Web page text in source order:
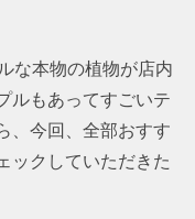
な本物の植物が店内
ルもあってすごいテ
今回、全部おすす
ックしていただきた